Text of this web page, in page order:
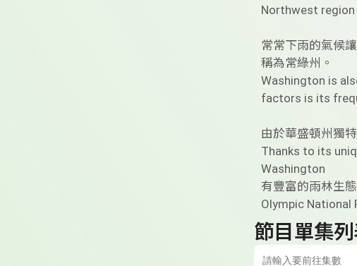
Northwest
常常下雨的氣候
稱為常綠州。
Washington is
factors is its
由於華盛頓州獨
Thanks to its
Washington
有豐富的雨林生
Olympic National
節目單集